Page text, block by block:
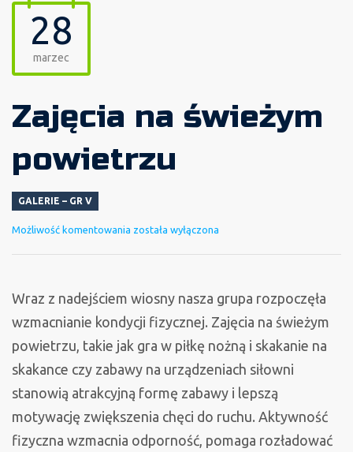
28
marzec
Zajęcia na świeżym
powietrzu
GALERIE – GR V
Możliwość komentowania Zajęcia
powietrzu
została wyłączona
Wraz z nadejściem wiosny nasza grupa rozpoczęła
wzmacnianie kondycji fizycznej. Zajęcia na świeżym
powietrzu, takie jak gra w piłkę nożną i skakanie na
skakance czy zabawy na urządzeniach siłowni
stanowią atrakcyjną formę zabawy i lepszą
motywację zwiększenia chęci do ruchu. Aktywność
fizyczna wzmacnia odporność, pomaga rozładować